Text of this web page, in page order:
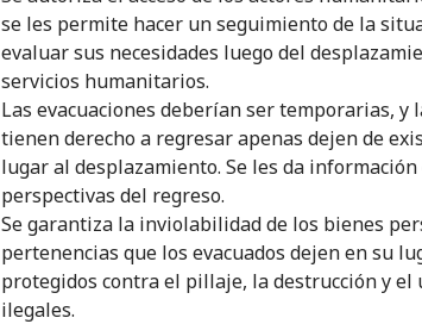
se les permite hacer un seguimiento de la
evaluar sus necesidades luego del
servicios humanitarios.
Las evacuaciones deberían ser temporarias, y
tienen derecho a regresar apenas dejen de
lugar al desplazamiento. Se les da información
perspectivas del regreso.
Se garantiza la inviolabilidad de los bienes
pertenencias que los evacuados dejen en su
protegidos contra el pillaje, la destrucción y el
ilegales.